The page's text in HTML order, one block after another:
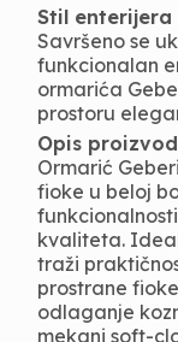
Stil
Savršeno se
funkcionalan
ormarića
prostoru
Opis
Ormarić
fioke u beloj
kvaliteta.
traži
prostrane
odlaganje
mekani soft-